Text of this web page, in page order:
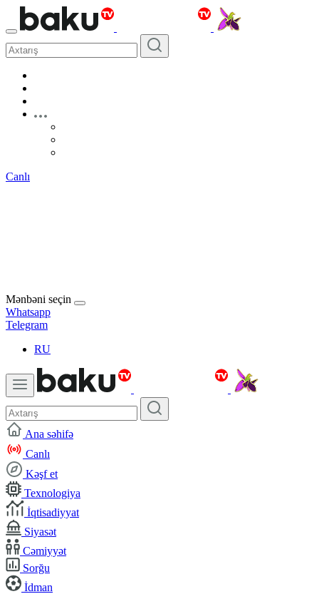
Canlı
Mənbəni seçin
Whatsapp
Telegram
RU
Ana səhifə
Canlı
Kəşf et
Texnologiya
İqtisadiyyat
Siyasət
Cəmiyyət
Sorğu
İdman